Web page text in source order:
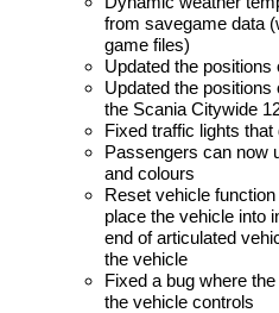
from savegame data
game files)
Updated the positions
Updated the
the Scania Citywide
Fixed traffic lights
Passengers can now
and colours
Reset vehicle
place the vehicle into
end of articulated
the vehicle
Fixed a bug where
the vehicle controls